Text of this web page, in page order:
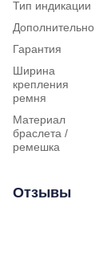
Тип индикации
Дополнительно
Гарантия
Ширина
крепления
ремня
Материал
браслета /
ремешка
Отзывы